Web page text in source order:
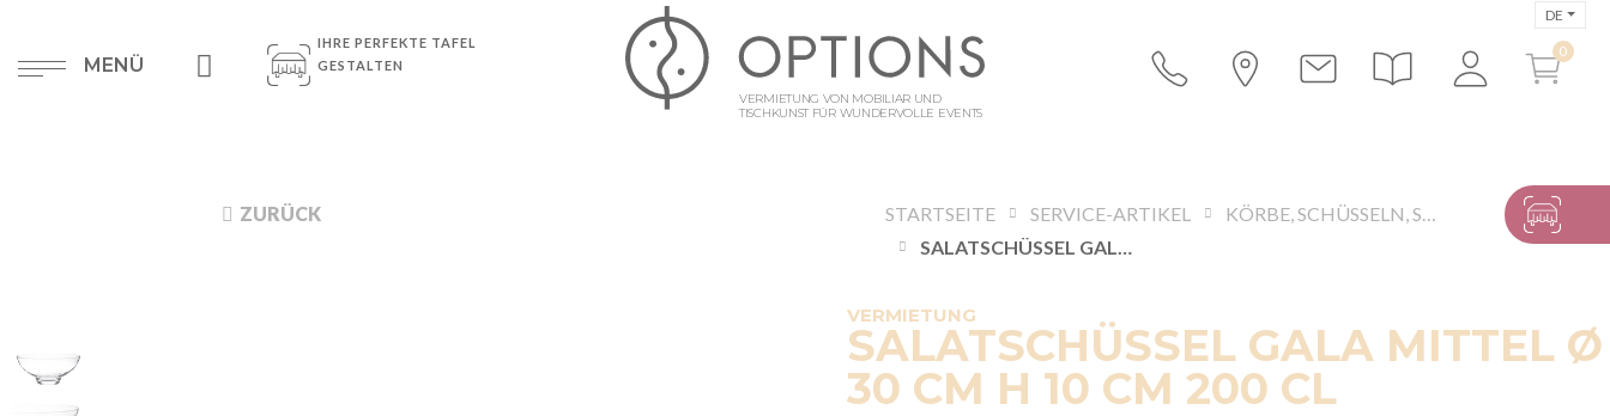
MENÜ
IHRE PERFEKTE TAFEL
GESTALTEN
VERMIETUNG VON MOBILIAR UND
TISCHKUNST FÜR WUNDERVOLLE EVENTS
DE
ZURÜCK STARTSEITE SERVICE-ARTIKEL
KÖRBE, SCHÜSSELN, SAUCIÈREN UND TELLERGLOCKEN
SALATSCHÜSSEL GALA MITTEL Ø 30 CM H 10 CM 200 CL
VERMIETUNG
SALATSCHÜSSEL GALA MITTEL Ø
30 CM H 10 CM 200 CL